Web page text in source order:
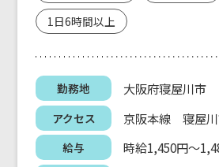
1日6時間以上
勤務地 大阪府寝屋川市
アクセス 京阪本線 寝屋
給与 時給1,450円～